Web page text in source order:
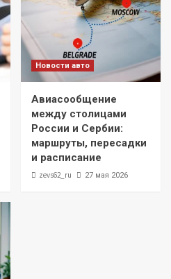
Новости авто
Авиасообщение
между столицами
России и Сербии:
маршруты, пересадки
и расписание
zevs62_ru 27 мая 2026